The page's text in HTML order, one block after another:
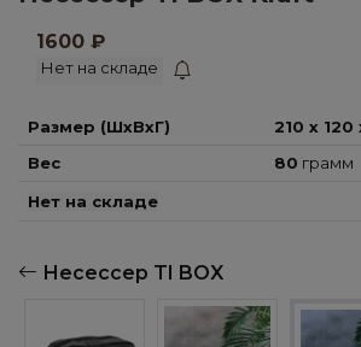
1600 ₽
Нет на складе
Размер (ШхВхГ) 210 x 120
Вес
80 грамм
Нет на складе
Несессер TI BOX